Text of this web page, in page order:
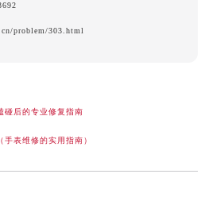
problem/303.html
碰后的专业修复指南
表维修的实用指南）